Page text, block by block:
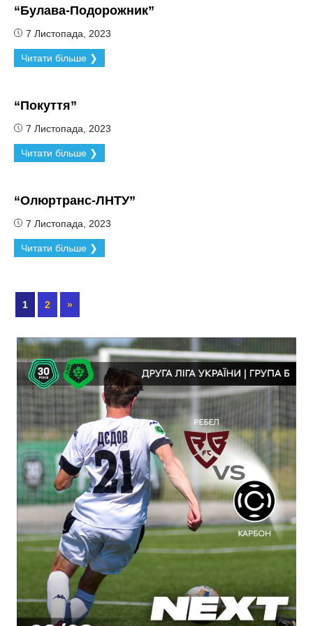
“Булава-Подорожник”
7 Листопада, 2023
Читати більше ❯
“Покуття”
7 Листопада, 2023
Читати більше ❯
“Олюртранс-ЛНТУ”
7 Листопада, 2023
Читати більше ❯
1 2 »